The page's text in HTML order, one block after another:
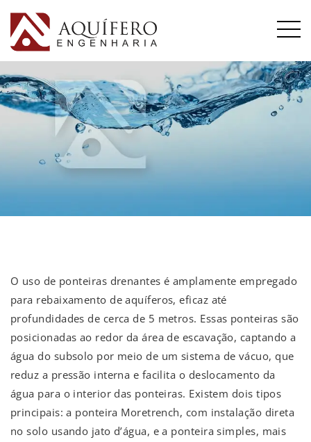
O uso de ponteiras drenantes é amplamente empregado
para rebaixamento de aquíferos, eficaz até
profundidades de cerca de 5 metros. Essas ponteiras são
posicionadas ao redor da área de escavação, captando a
água do subsolo por meio de um sistema de vácuo, que
reduz a pressão interna e facilita o deslocamento da
água para o interior das ponteiras. Existem dois tipos
principais: a ponteira Moretrench, com instalação direta
no solo usando jato d’água, e a ponteira simples, mais